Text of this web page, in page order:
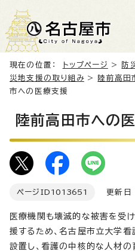
現在の位置： トップページ > 防
災地支援の取り組み> 陸前高田
市への医療支援
陸前高田市への
ページID 1013651 更新日
医療機関も壊滅的な被害を受
援するため、名古屋市立大学
設置し、看護の中核的な人材の